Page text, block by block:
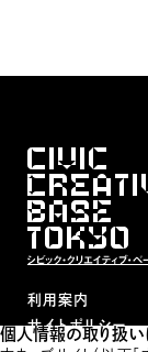
個人情報の取り扱
利用案内
サイトポリシー